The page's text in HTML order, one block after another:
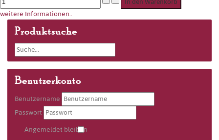
weitere Informationen..
Produktsuche
Benutzerkonto
Benutzername
Passwort
Angemeldet bleiben